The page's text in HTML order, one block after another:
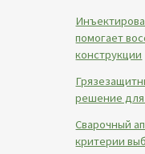
помогает
конструкции
решение
Сварочный
критерии